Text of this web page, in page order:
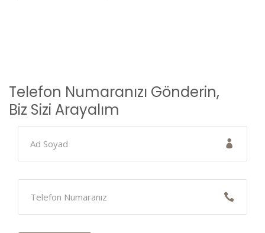
Telefon Numaranızı Gönderin,
Biz Sizi Arayalım